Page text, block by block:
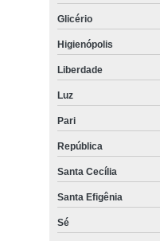
Glicério
Higienópolis
Liberdade
Luz
Pari
República
Santa Cecília
Santa Efigênia
Sé